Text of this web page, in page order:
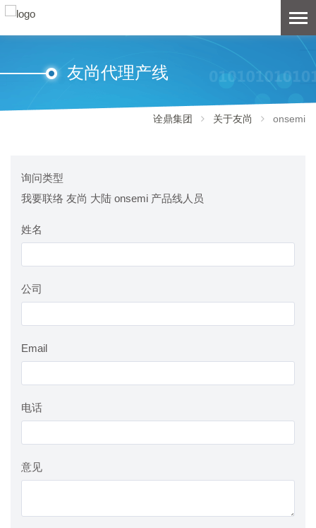
友尚代理产线
诠鼎集团 关于友尚 onsemi
询问类型
我要联络 友尚 大陆 onsemi 产品线人员
姓名
公司
Email
电话
意见